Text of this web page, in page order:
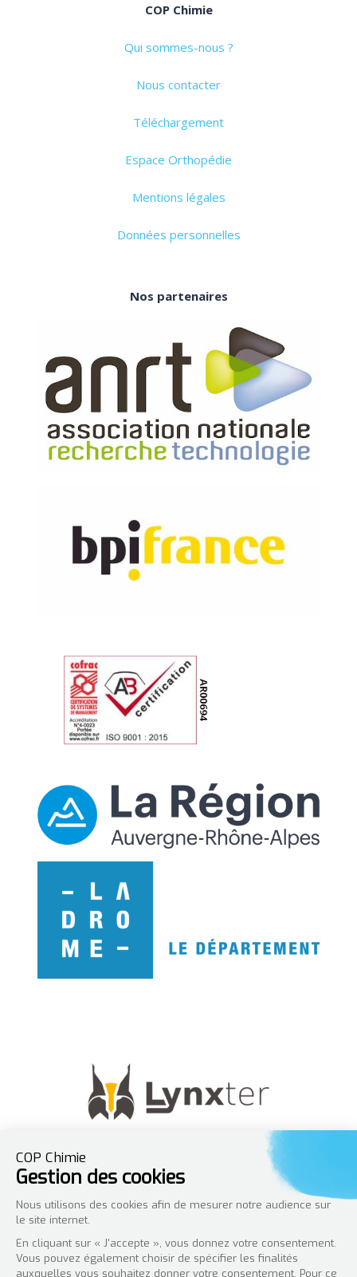
COP Chimie
Qui sommes-nous ?
Nous contacter
Téléchargement
Espace Orthopédie
Mentions légales
Données personnelles
Nos partenaires